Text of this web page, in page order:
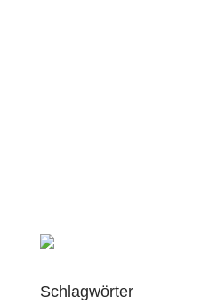
Schlagwörter